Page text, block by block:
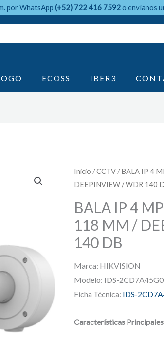
por WhatsApp (+52) 722 416 7592o envíanos
ECOSS IBER3
Inicio /CCTV / BALA IP 4
DEEPINVIEW / WDR 140
BALA IP 4
118 MM /
140 DB
Marca: HIKVISION
Modelo: IDS-
Ficha Técnica: IDS-
Características